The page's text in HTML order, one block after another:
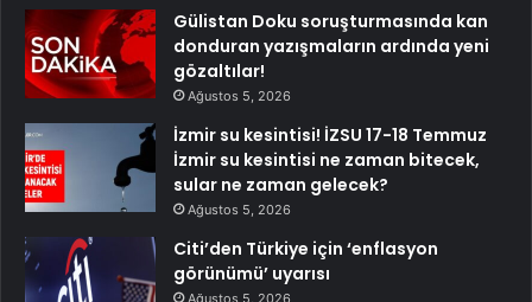
Gülistan Doku soruşturmasında kan
donduran yazışmaların ardında yeni
gözaltılar!
Ağustos 5, 2026
İzmir su kesintisi! İZSU 17-18 Temmuz
İzmir su kesintisi ne zaman bitecek,
sular ne zaman gelecek?
Ağustos 5, 2026
Citi’den Türkiye için ‘enflasyon
görünümü’ uyarısı
Ağustos 5, 2026